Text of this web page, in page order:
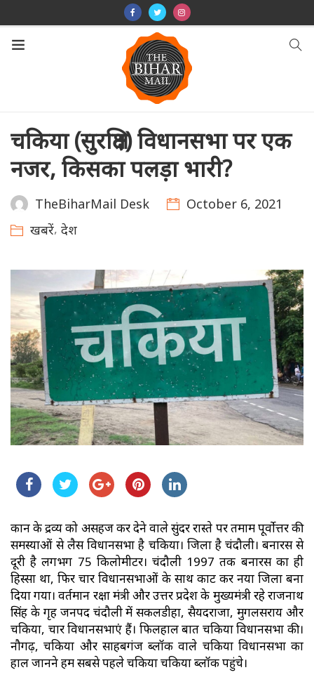
चकिया (सुरक्षित) विधानसभा पर एक
नजर, किसका पलड़ा भारी?
TheBiharMail Desk
October 6, 2021
खबरें, देश
कान के द्रव्य को असहज कर देने वाले सुंदर रास्ते पर तमाम पूर्वोत्तर की
समस्याओं से लैस विधानसभा है चकिया। जिला है चंदौली। बनारस से
दूरी है लगभग 75 किलोमीटर। चंदौली 1997 तक बनारस का ही
हिस्सा था, फिर चार विधानसभाओं के साथ काट कर नया जिला बना
दिया गया। वर्तमान रक्षा मंत्री और उत्तर प्रदेश के मुख्यमंत्री रहे राजनाथ
सिंह के गृह जनपद चंदौली में सकलडीहा, सैयदराजा, मुगलसराय और
चकिया, चार विधानसभाएं हैं। फिलहाल बात चकिया विधानसभा की।
नौगढ़, चकिया और साहबगंज ब्लॉक वाले चकिया विधानसभा का
हाल जानने हम सबसे पहले चकिया चकिया ब्लॉक पहुंचे।